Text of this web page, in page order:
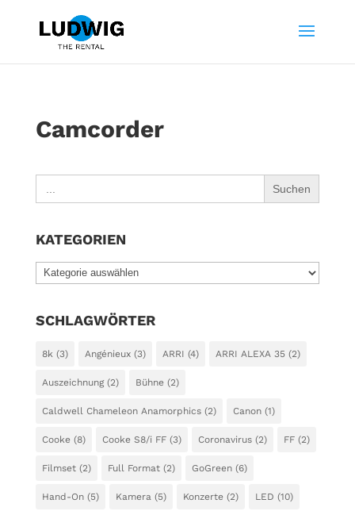
Camcorder
for:
KATEGORIEN
KATEGORIEN
SCHLAGWÖRTER
8k (3) Angénieux(3) ARRI (4) ARRI ALEXA 35(2)
Auszeichnung(2) Bühne(2)
Caldwell Chameleon Anamorphics(2) Canon(1)
Cooke(8) Cooke S8/i FF(3) Coronavirus(2) FF(2)
Filmset(2) Full Format(2) GoGreen(6)
Hand-On(5) Kamera (5) Konzerte(2) LED (10)